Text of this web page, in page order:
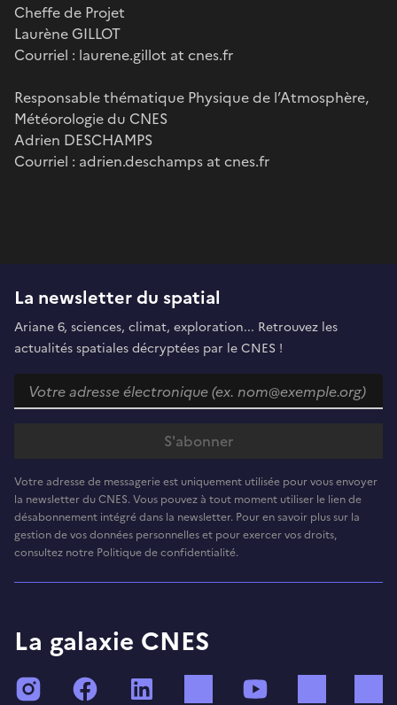
Cheffe de Projet
Laurène GILLOT
Courriel : laurene.gillot at cnes.fr
Responsable thématique Physique de l’Atmosphère,
Météorologie du CNES
Adrien DESCHAMPS
Courriel : adrien.deschamps at cnes.fr
La newsletter du spatial
Ariane 6, sciences, climat, exploration... Retrouvez les
actualités spatiales décryptées par le CNES !
Votre adresse de messagerie est uniquement utilisée pour vous envoyer
la newsletter du CNES. Vous pouvez à tout moment utiliser le lien de
désabonnement intégré dans la newsletter. Pour en savoir plus sur la
gestion de vos données personnelles et pour exercer vos droits,
consultez notre Politique de confidentialité.
La galaxie CNES
InstagramFacebook TikTok